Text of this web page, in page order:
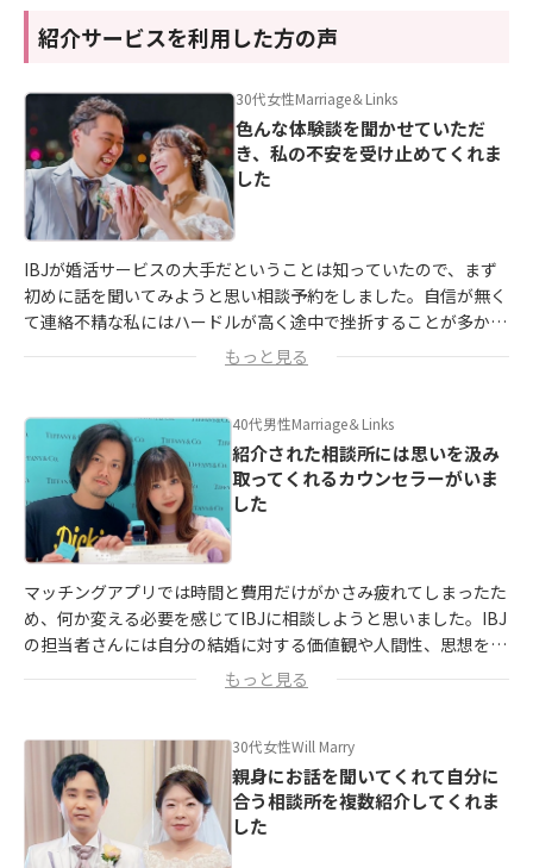
紹介サービスを利用した方の声
30代女性Marriage＆Links
色んな体験談を聞かせていただ
き、私の不安を受け止めてくれま
した
IBJが婚活サービスの大手だということは知っていたので、まず
初めに話を聞いてみようと思い相談予約をしました。 自信が無く
て連絡不精な私にはハードルが高く途中で挫折することが多かっ
めてくれました。実際に同じ悩みを抱えている方も結婚している
と教えていただき、背中を押してもらえたことが記憶に残ってい
ます。
この方からの紹介なら「絶対大丈夫」と確信が持てたので、実際
に紹介してもらった結婚相談所と面談をして入会を決めました。
入会してからは、目的が同じ男性と出会えるのでトントン拍子に
進んでびっくりしました！
もっと見る
40代男性Marriage＆Links
紹介された相談所には思いを汲み
取ってくれるカウンセラーがいま
した
マッチングアプリでは時間と費用だけがかさみ疲れてしまったた
め、何か変える必要を感じてIBJに相談しようと思いました。 IBJ
の担当者さんには自分の結婚に対する価値観や人間性、思想を汲
み取ってくれるカウンセラーさんを紹介していただきました。
かりやすく説明してくれました。納得感を持って決められたため
入会してからは特に不安はなかったです。
本気で結婚したいと思うのであれば、先入観を捨てて一回相談を
するのをおすすめします！
もっと見る
30代女性Will Marry
親身にお話を聞いてくれて自分に
合う相談所を複数紹介してくれま
した